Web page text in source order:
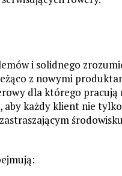
i solidnego
z nowymi
dla którego pracują
aby każdy klient nie